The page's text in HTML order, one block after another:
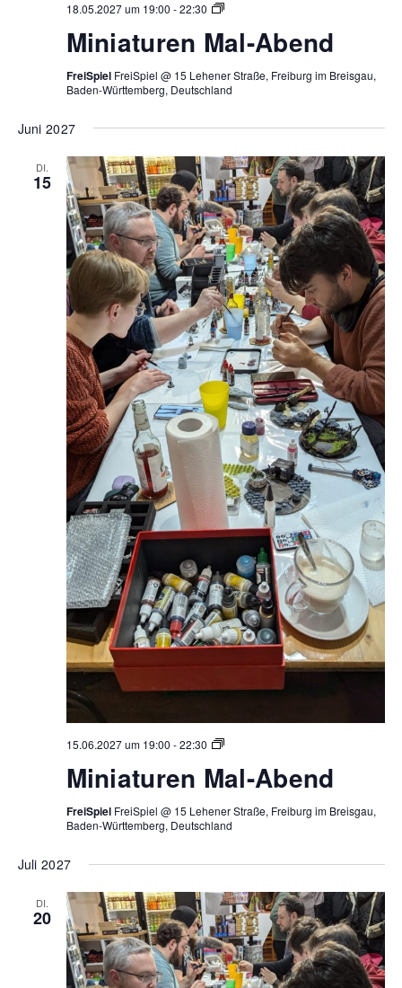
18.05.2027 um 19:00 -22:30
Miniaturen
Abend
Miniaturen Mal-Abend
FreiSpiel FreiSpiel @ 15 Lehener Straße, Freiburg im Breisgau,
Baden-Württemberg, Deutschland
Juni 2027
DI.
15
15.06.2027 um 19:00 -22:30
Miniaturen
Abend
Miniaturen Mal-Abend
FreiSpiel FreiSpiel @ 15 Lehener Straße, Freiburg im Breisgau,
Baden-Württemberg, Deutschland
Juli 2027
DI.
20